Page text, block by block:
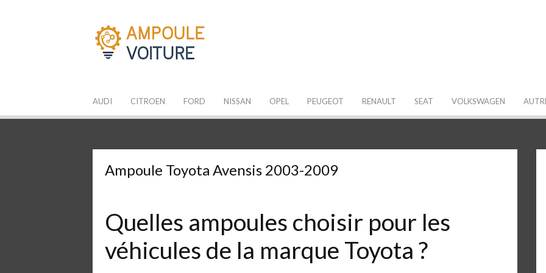
AUDI CITROEN FORD NISSAN OPEL PEUGEOT RENAULT SEAT VOLKSWAGEN
Ampoule Toyota Avensis 2003-2009
Quelles ampoules choisir pour les
véhicules de la marque Toyota ?